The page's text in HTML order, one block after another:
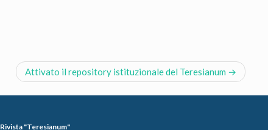
Attivato il repository istituzionale del Teresianum
Rivista "Teresianum"